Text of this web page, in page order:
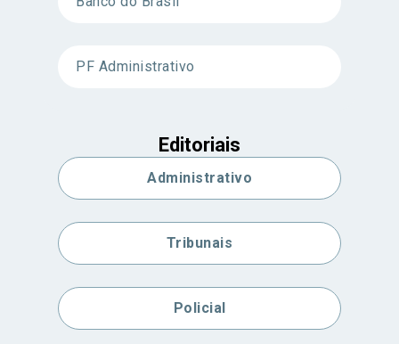
PF Administrativo
Editoriais
Administrativo
Tribunais
Policial